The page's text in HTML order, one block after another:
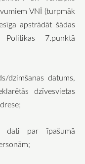
VNĪ (turpmāk
apstrādāt šādas
7.punktā
dzimšanas datums,
dzīvesvietas
dati par īpašumā